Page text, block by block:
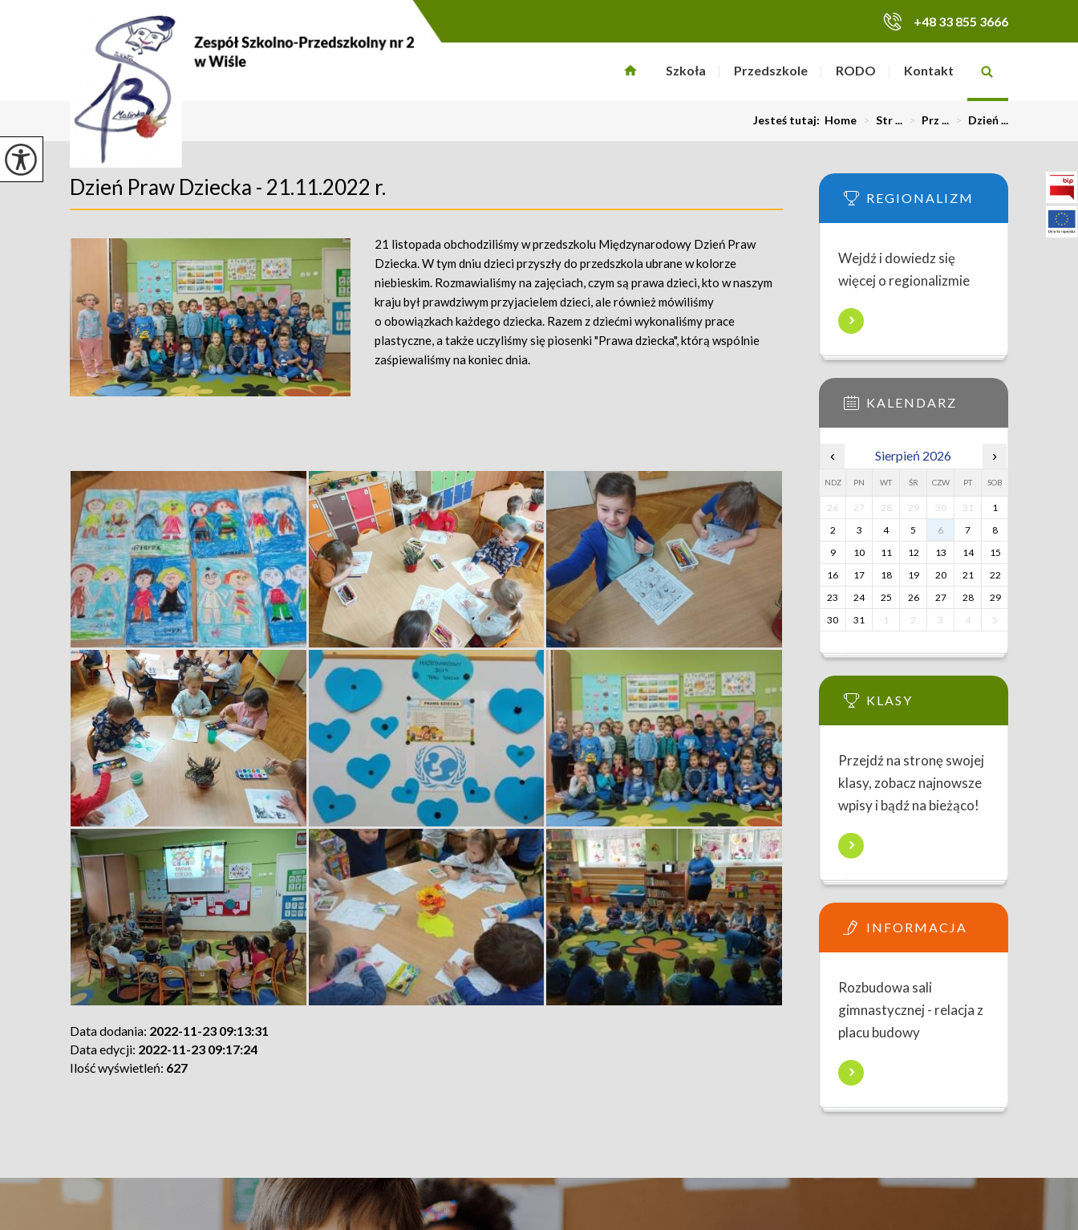
+48 33 855 3666
Szkoła Przedszkole RODO Kontakt
Jesteś tutaj: Home > Str ... > Prz ... > Dzień ...
Dzień Praw Dziecka - 21.11.2022 r.
21 listopada obchodziliśmy w przedszkolu Międzynarodowy Dzień Praw
Dziecka. W tym dniu dzieci przyszły do przedszkola ubrane w kolorze
niebieskim. Rozmawialiśmy na zajęciach, czym są prawa dzieci, kto w naszym
kraju był prawdziwym przyjacielem dzieci, ale również mówiliśmy
o obowiązkach każdego dziecka. Razem z dziećmi wykonaliśmy prace
plastyczne, a także uczyliśmy się piosenki "Prawa dziecka", którą wspólnie
zaśpiewaliśmy na koniec dnia.
Data dodania: 2022-11-23 09:13:31
Data edycji: 2022-11-23 09:17:24
Ilość wyświetleń: 627
REGIONALIZM
Wejdź i dowiedz się
więcej o regionalizmie
KALENDARZ
‹ Sierpień 2026 ›
NDZ PN WT ŚR CZW PT SOB
26 27 28 29 30 31
1
2
3 4 5 6 7
8
9
10 11 12 13 14
15
16
17 18 19 20 21
22
23
24 25 26 27 28
29
30
31 1 2 3 4 5
KLASY
Przejdź na stronę swojej
klasy, zobacz najnowsze
wpisy i bądź na bieżąco!
INFORMACJA
Rozbudowa sali
gimnastycznej - relacja z
placu budowy